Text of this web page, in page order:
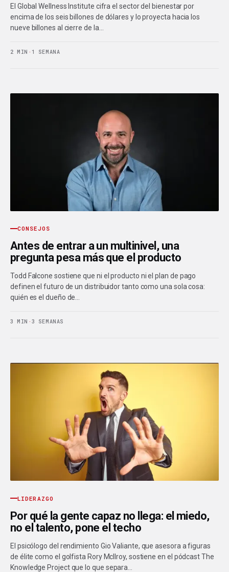
El Global Wellness Institute cifra el sector del bienestar por
encima de los seis billones de dólares y lo proyecta hacia los
nueve billones al cierre de la…
2 MIN · 1 SEMANA
CONSEJOS
Antes de entrar a un multinivel, una
pregunta pesa más que el producto
Todd Falcone sostiene que ni el producto ni el plan de pago
definen el futuro de un distribuidor tanto como una sola cosa:
quién es el dueño de…
3 MIN · 3 SEMANAS
LIDERAZGO
Por qué la gente capaz no llega: el miedo,
no el talento, pone el techo
El psicólogo del rendimiento Gio Valiante, que asesora a figuras
de élite como el golfista Rory McIlroy, sostiene en el pódcast The
Knowledge Project que lo que separa…